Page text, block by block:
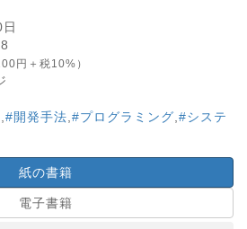
円＋税10%）
#開発手法 #プログラミング #システ
紙の書籍
電子書籍